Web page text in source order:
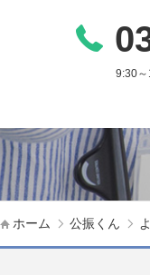
9:30～
ホーム 公振くん